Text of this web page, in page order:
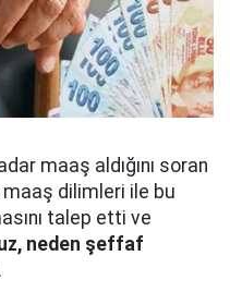
maaş aldığını soran
maaş dilimleri ile bu
talep etti ve
neden şeffaf